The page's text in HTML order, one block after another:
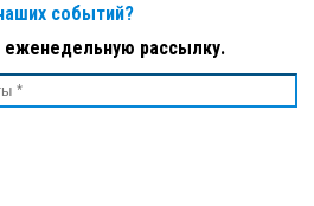
событий?
еженедельную рассылку.